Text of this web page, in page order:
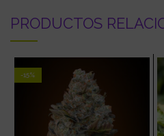
PRODUCTOS
-15%